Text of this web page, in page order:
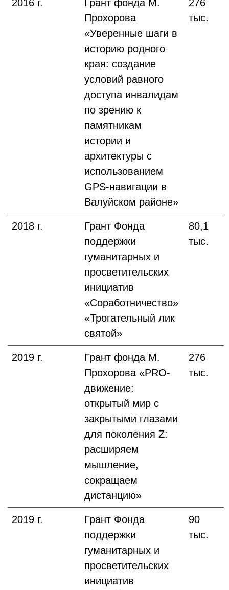
2016 г.
Грант фонда М.
Прохорова
«Уверенные шаги в
историю родного
края: создание
условий равного
доступа инвалидам
по зрению к
памятникам
истории и
архитектуры с
использованием
GPS-навигации в
Валуйском районе»
276
тыс.
2018 г.
Грант Фонда
поддержки
гуманитарных и
просветительских
инициатив
«Соработничество»
«Трогательный лик
святой»
80,1
тыс.
2019 г.
Грант фонда М.
Прохорова «PRO-
движение:
открытый мир с
закрытыми глазами
для поколения Z:
расширяем
мышление,
сокращаем
дистанцию»
276
тыс.
2019 г.
Грант Фонда
поддержки
гуманитарных и
просветительских
инициатив
90
тыс.